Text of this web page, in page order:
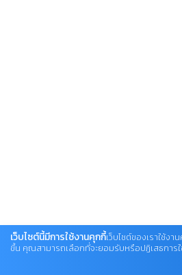
เว็บไซต์นี้มีการใช้งานคุกกี้เว็บไซต์ของเราใช้ง
ขึ้น คุณสามารถเลือกที่จะยอมรับหรือปฏิเสธการ